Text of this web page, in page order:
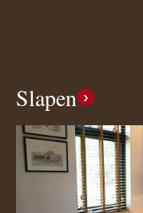
Slapen ›